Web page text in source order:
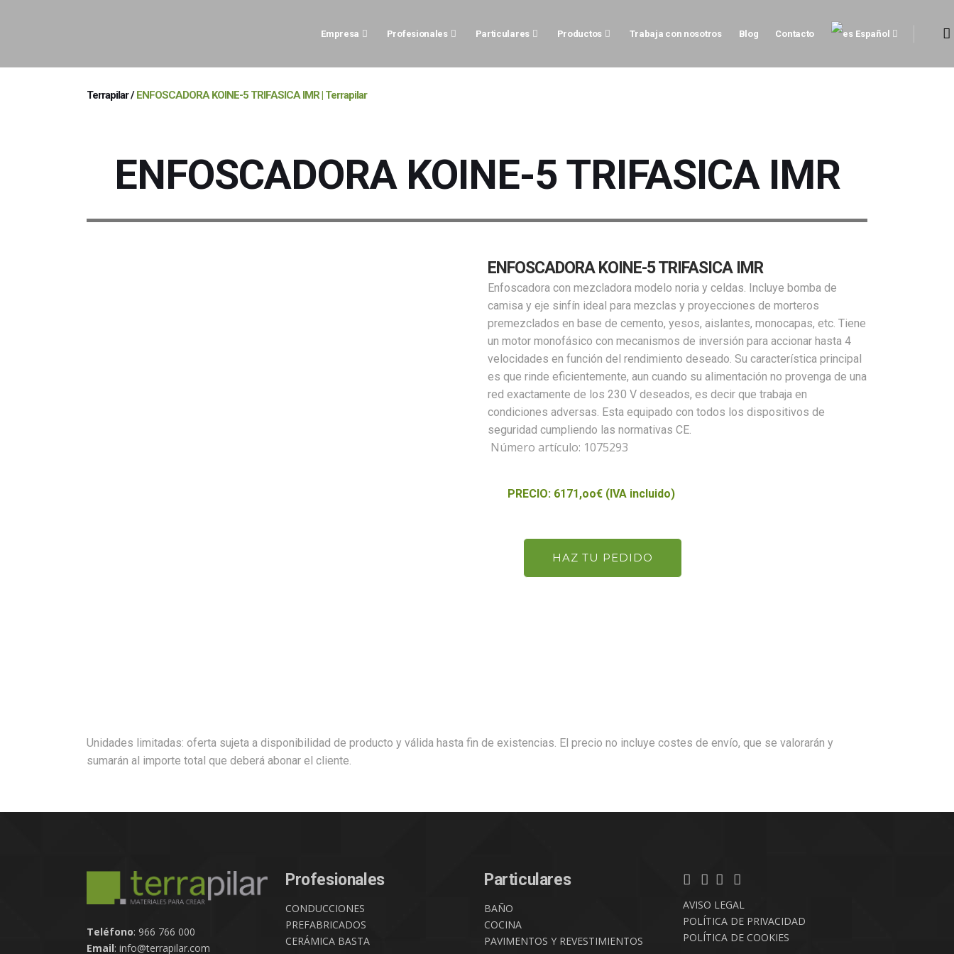
Empresa Profesionales Particulares Productos Trabaja con nosotros Blog Contacto Español
Terrapilar/ENFOSCADORA KOINE-5 TRIFASICA IMR | Terrapilar
ENFOSCADORA KOINE-5 TRIFASICA IMR
ENFOSCADORA KOINE-5 TRIFASICA IMR
Enfoscadora con mezcladora modelo noria y celdas. Incluye bomba de
camisa y eje sinfín ideal para mezclas y proyecciones de morteros
premezclados en base de cemento, yesos, aislantes, monocapas, etc. Tiene
un motor monofásico con mecanismos de inversión para accionar hasta 4
velocidades en función del rendimiento deseado. Su característica principal
es que rinde eficientemente, aun cuando su alimentación no provenga de una
red exactamente de los 230 V deseados, es decir que trabaja en
condiciones adversas. Esta equipado con todos los dispositivos de
seguridad cumpliendo las normativas CE.
Número artículo: 1075293
PRECIO: 6171,oo€ (IVA incluido)
HAZ TU PEDIDO
Unidades limitadas: oferta sujeta a disponibilidad de producto y válida hasta fin de existencias. El precio no incluye costes de envío, que se valorarán y
sumarán al importe total que deberá abonar el cliente.
Teléfono: 966 766 000
Email: info@terrapilar.com
Profesionales
CONDUCCIONES
PREFABRICADOS
CERÁMICA BASTA
Particulares
BAÑO
COCINA
PAVIMENTOS Y REVESTIMIENTOS
AVISO LEGAL
POLÍTICA DE PRIVACIDAD
POLÍTICA DE COOKIES